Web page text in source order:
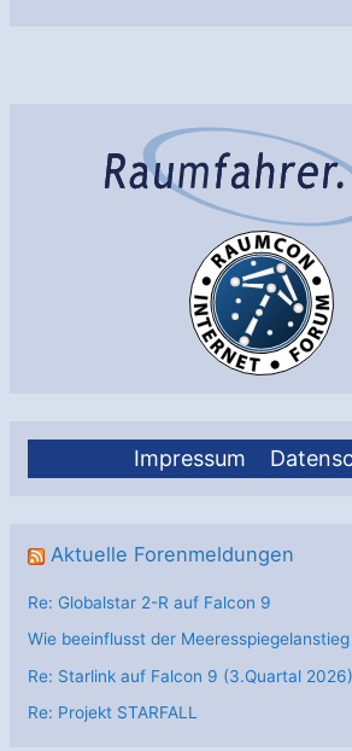
Impressum
Aktuelle Forenmeldungen
Re: Globalstar 2-R auf Falcon 9
Wie beeinflusst der
Re: Starlink auf Falcon 9 (3.Quartal 2026)
Re: Projekt STARFALL